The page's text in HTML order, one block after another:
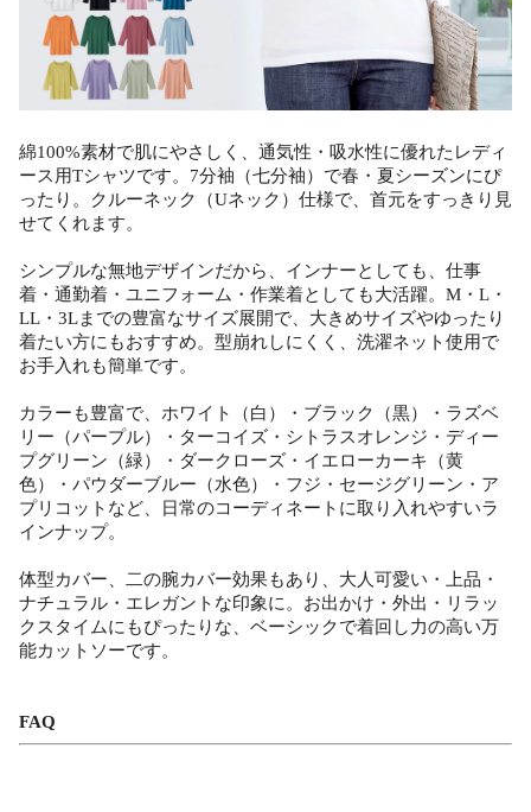
綿100%素材で肌にやさしく、通気性・吸水性に優れたレディ
ース用Tシャツです。7分袖（七分袖）で春・夏シーズンにぴ
ったり。クルーネック（Uネック）仕様で、首元をすっきり見
せてくれます。
シンプルな無地デザインだから、インナーとしても、仕事
着・通勤着・ユニフォーム・作業着としても大活躍。M・L・
LL・3Lまでの豊富なサイズ展開で、大きめサイズやゆったり
着たい方にもおすすめ。型崩れしにくく、洗濯ネット使用で
お手入れも簡単です。
カラーも豊富で、ホワイト（白）・ブラック（黒）・ラズベ
リー（パープル）・ターコイズ・シトラスオレンジ・ディー
プグリーン（緑）・ダークローズ・イエローカーキ（黄
色）・パウダーブルー（水色）・フジ・セージグリーン・ア
プリコットなど、日常のコーディネートに取り入れやすいラ
インナップ。
体型カバー、二の腕カバー効果もあり、大人可愛い・上品・
ナチュラル・エレガントな印象に。お出かけ・外出・リラッ
クスタイムにもぴったりな、ベーシックで着回し力の高い万
能カットソーです。
FAQ